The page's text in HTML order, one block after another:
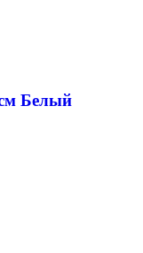
Белый